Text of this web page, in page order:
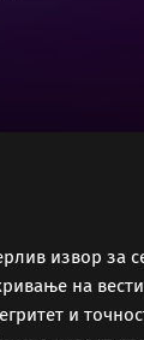
извор за
на
и